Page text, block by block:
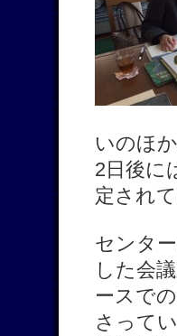
いのほ
2日後に
定され
センタ
した会
ースで
さって